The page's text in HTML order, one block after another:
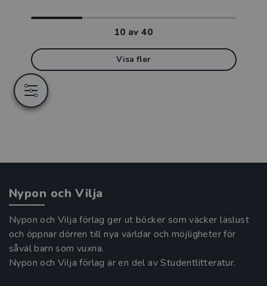
10 av40
Visa fler
Nypon och Vilja
Nypon och Vilja förlag ger ut böcker som väcker läslust
och öppnar dörren till nya världar och möjligheter för
såväl barn som vuxna.
Nypon och Vilja förlag är en del av Studentlitteratur.